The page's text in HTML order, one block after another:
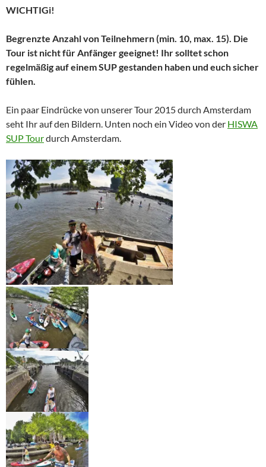
WICHTIGi!
Begrenzte Anzahl von Teilnehmern (min. 10, max. 15). Die
Tour ist nicht für Anfänger geeignet! Ihr solltet schon
regelmäßigauf einem SUP gestanden haben und euch sicher
fühlen.
Ein paar Eindrücke von unserer Tour 2015 durch Amsterdam
seht Ihr auf den Bildern. Unten noch ein Video von der HISWA
SUP Tourdurch Amsterdam.